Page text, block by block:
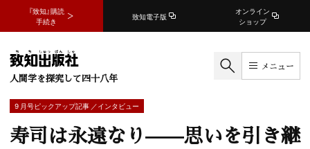
『致知』購読
手続き
致知電子版
オンライン
ショップ
人間学を探究して四十八年
メニュー
9 月号ピックアップ記事 ／インタビュー
寿司は永遠なり——思いを引き継